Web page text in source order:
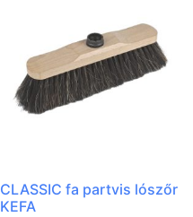
CLASSIC fa partvis lószőr
KEFA